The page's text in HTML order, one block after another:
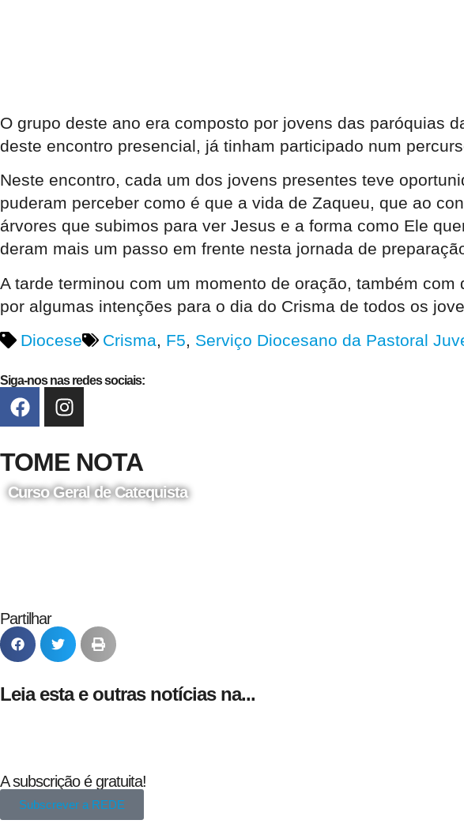
O grupo deste ano era composto por jovens das paróquias
deste encontro presencial, já tinham participado num
Neste encontro, cada um dos jovens presentes teve
puderam perceber como é que a vida de Zaqueu, que ao
árvores que subimos para ver Jesus e a forma como Ele
deram mais um passo em frente nesta jornada de
A tarde terminou com um momento de oração, também
por algumas intenções para o dia do Crisma de todos os
Diocese
Crisma, F5, Serviço Diocesano da Pastoral
Siga-nos nas redes sociais:
TOME NOTA
Curso Geral de Catequista
Partilhar
Leia esta e outras notícias na...
A subscrição é gratuita!
Subscrever a REDE